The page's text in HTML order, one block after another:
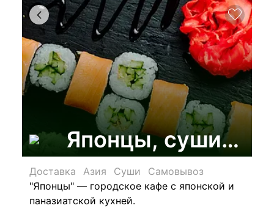
Японцы, суши-бар
Доставка Азия Суши
Самовывоз
"Японцы" — городское кафе с японской и
паназиатской кухней.